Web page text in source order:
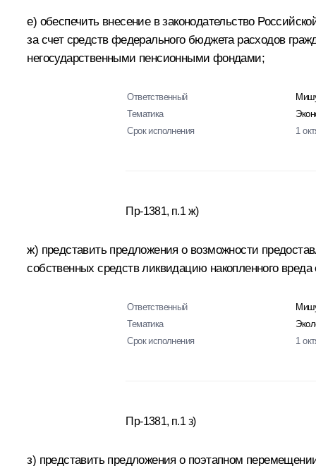
е) обеспечить внесение в законодательство
за счет средств федерального бюджета расходов
негосударственными пенсионными фондами;
Ответственный
Тематика
Срок исполнения
1
Пр-1381, п.1 ж)
ж) представить предложения о возможности
собственных средств ликвидацию накопленного
Ответственный
Тематика
Срок исполнения
1
Пр-1381, п.1 з)
з) представить предложения о поэтапном